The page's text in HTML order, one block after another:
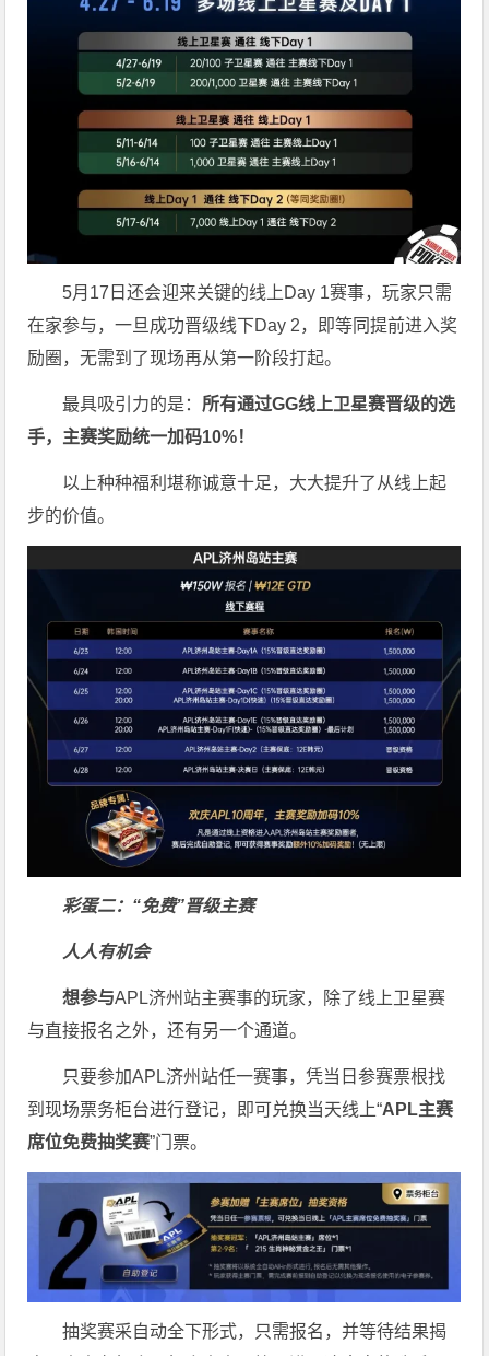
5月17日还会迎来关键的线上Day 1赛事，玩家只需
在家参与，一旦成功晋级线下Day 2，即等同提前进入奖
励圈，无需到了现场再从第一阶段打起。
最具吸引力的是： 所有通过GG线上卫星赛晋级的选
手，主赛奖励统一加码10%！
以上种种福利堪称诚意十足，大大提升了从线上起
步的价值。
彩蛋二：“免费”晋级主赛
人人有机会
想参与APL济州站主赛事的玩家，除了线上卫星赛
与直接报名之外，还有另一个通道。
只要参加APL济州站任一赛事，凭当日参赛票根找
到现场票务柜台进行登记，即可兑换当天线上“APL主赛
席位免费抽奖赛”门票。
抽奖赛采自动全下形式，只需报名，并等待结果揭